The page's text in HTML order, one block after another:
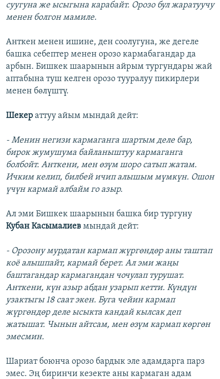
суугуна же ысыгына карабайт. Орозо бул жаратуучу
менен болгон мамиле.
Анткен менен ишине, ден соолугуна, же дегеле
башка себептер менен орозо кармабагандар да
арбын. Бишкек шаарынын айрым тургундары жай
аптабына туш келген орозо тууралуу пикирлери
менен бөлүштү.
Шекер аттуу айым мындай дейт:
- Менин негизи кармаганга шартым деле бар,
бирок жумушума байланыштуу кармаганга
болбойт. Анткени, мен өзүм шоро сатып жатам.
Ичким келип, билбей ичип алышым мүмкүн. Ошон
үчүн кармай албайм го азыр.
Ал эми Бишкек шаарынын башка бир тургуну
Кубан Касымалиев мындай дейт:
- Орозону мурдатан кармап жүргөндөр аны таштап
коё алышпайт, кармай берет. Ал эми жаңы
баштагандар кармагандан чочулап турушат.
Анткени, күн азыр абдан узарып кетти. Күндүн
узактыгы 18 саат экен. Буга чейин кармап
жүргөндөр деле ысыкта кандай кылсак деп
жатышат. Чынын айтсам, мен өзүм кармап көргөн
эмесмин.
Шариат боюнча орозо бардык эле адамдарга парз
эмес. Эң биринчи кезекте аны кармаган адам